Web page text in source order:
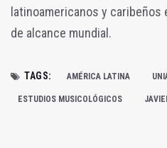
latinoamericanos y
de alcance mundial.
TAGS: AMÉRICA LATINA
ESTUDIOS MUSICOLÓGICOS